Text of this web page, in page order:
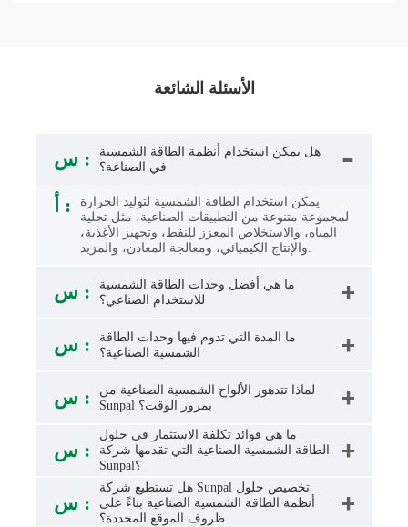
الأسئلة الشائعة
س :
هل يمكن استخدام أنظمة الطاقة الشمسية
في الصناعة؟
أ :
يمكن استخدام الطاقة الشمسية لتوليد الحرارة
لمجموعة متنوعة من التطبيقات الصناعية، مثل تحلية
المياه، والاستخلاص المعزز للنفط، وتجهيز الأغذية،
س :
ما هي أفضل وحدات الطاقة الشمسية
للاستخدام الصناعي؟
س :
ما المدة التي تدوم فيها وحدات الطاقة
الشمسية الصناعية؟
س :
لماذا تتدهور الألواح الشمسية الصناعية من
Sunpal بمرور الوقت؟
س :
ما هي فوائد تكلفة الاستثمار في حلول
الطاقة الشمسية الصناعية التي تقدمها شركة
Sunpal؟
س :
هل تستطيع شركة Sunpal تخصيص حلول
أنظمة الطاقة الشمسية الصناعية بناءً على
ظروف الموقع المحددة؟